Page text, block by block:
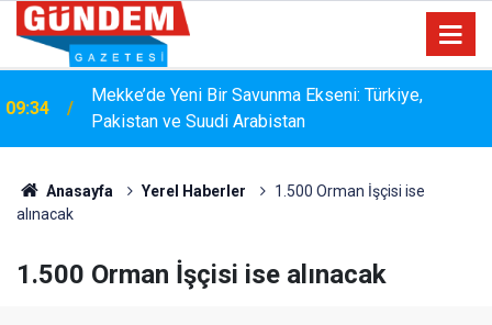
15:33 YANGIN RİSKİNE KARŞI KAPSAMLI TEMİZLİK
Anasayfa Yerel Haberler
1.500 Orman İşçisi ise
alınacak
1.500 Orman İşçisi ise alınacak